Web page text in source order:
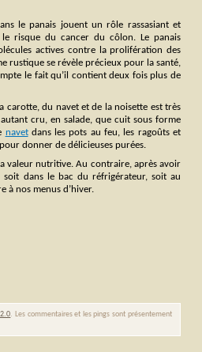
le panais jouent un rôle rassasiant et
risque du cancer du côlon. Le panais
actives contre la prolifération des
rustique se révèle précieux pour la santé,
le fait qu’il contient deux fois plus de
carotte, du navet et de la noisette est très
cru, en salade, que cuit sous forme
navetdans les pots au feu, les ragoûts et
pour donner de délicieuses purées.
valeur nutritive. Au contraire, après avoir
soit dans le bac du réfrigérateur, soit au
à nos menus d’hiver.
2.0. Les commentaires et les pings sont présentement